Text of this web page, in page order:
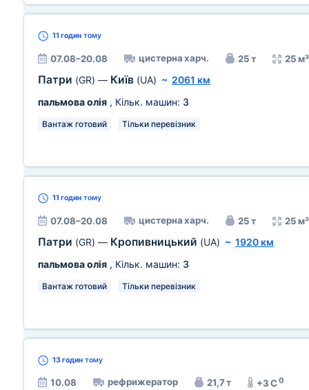
11 годин тому
07.08–20.08 цистерна харч. 25 т 25 м³
Патри (GR) — Київ (UA) ~ 2061 км
пальмова олія , Кільк. машин: 3
Вантаж готовий Тільки перевізник
11 годин тому
07.08–20.08 цистерна харч. 25 т 25 м³
Патри (GR) — Кропивницький (UA) ~ 1920 км
пальмова олія , Кільк. машин: 3
Вантаж готовий Тільки перевізник
13 годин тому
10.08 рефрижератор 21,7 т +3 C0